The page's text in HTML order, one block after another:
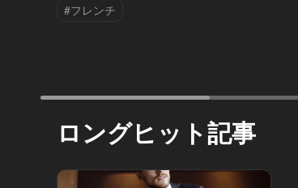
#フレンチ
ロングヒット記事